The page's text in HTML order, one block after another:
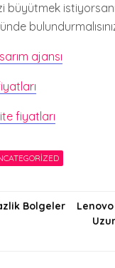
büyütmek
ajansı
fiyatları
Bolgeler